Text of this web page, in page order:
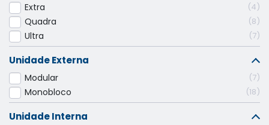
Extra 4
Quadra 8
Ultra 7
Unidade Externa
Modular 7
Monobloco 18
Unidade Interna